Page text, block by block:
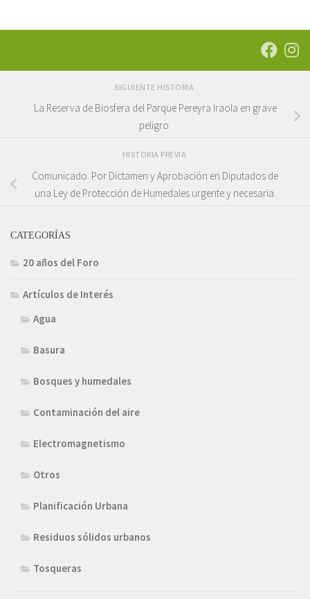
SIGUIENTE HISTORIA
La Reserva de Biosfera del Parque Pereyra Iraola en grave
peligro.
HISTORIA PREVIA
Comunicado. Por Dictamen y Aprobación en Diputados de
una Ley de Protección de Humedales urgente y necesaria.
CATEGORÍAS
20 años del Foro
Artículos de Interés
Agua
Basura
Bosques y humedales
Contaminación del aire
Electromagnetismo
Otros
Planificación Urbana
Residuos sólidos urbanos
Tosqueras